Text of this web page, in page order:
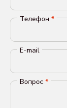
Телефон *
E-mail
Вопрос *